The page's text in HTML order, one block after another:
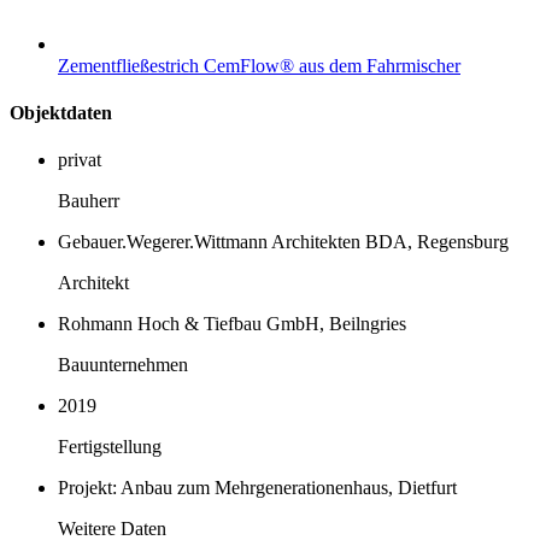
Zementfließestrich CemFlow® aus dem Fahrmischer
Objektdaten
privat
Bauherr
Gebauer.Wegerer.Wittmann Architekten BDA, Regensburg
Architekt
Rohmann Hoch & Tiefbau GmbH, Beilngries
Bauunternehmen
2019
Fertigstellung
Projekt: Anbau zum Mehrgenerationenhaus, Dietfurt
Weitere Daten